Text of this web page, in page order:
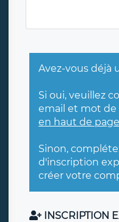
Avez-vous déjà
Si oui, veuillez
email et mot de
en haut de page
Sinon,
d'inscription
créer votre
INSCRIPTION